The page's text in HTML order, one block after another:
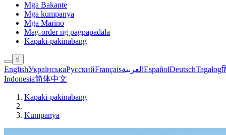
Mga Bakante
Mga kumpanya
Mga Marino
Mag-order ng pagpapadala
Kapaki-pakinabang
tl
EnglishУкраїнськаРусскийFrançaisالعربية EspañolDeutschTagalog
Indonesia简体中文
Kapaki-pakinabang
Kumpanya